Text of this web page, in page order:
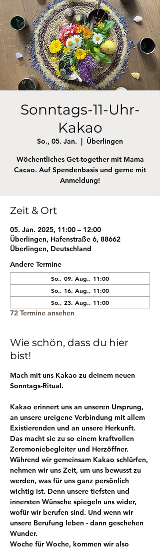
Sonntags-11-Uhr-
Kakao
So., 05. Jan.
  |
Überlingen
Wöchentliches Get-together mit Mama
Cacao. Auf Spendenbasis und gerne mit
Anmeldung!
Zeit & Ort
05. Jan. 2025, 11:00 – 12:00
Überlingen, Hafenstraße 6, 88662
Überlingen, Deutschland
Andere Termine
So., 09. Aug., 11:00
So., 16. Aug., 11:00
So., 23. Aug., 11:00
72 Termine ansehen
Wie schön, dass du hier
bist!
Mach mit uns Kakao zu deinem neuen
Sonntags-Ritual.
Kakao erinnert uns an unseren Ursprung,
an unsere ureigene Verbindung mit allem
Existierenden und an unsere Herkunft.
Das macht sie zu so einem kraftvollen
Zeremoniebegleiter und Herzöffner.
Während wir gemeinsam Kakao schlürfen,
nehmen wir uns Zeit, um uns bewusst zu
werden, was für uns ganz persönlich
wichtig ist. Denn unsere tiefsten und
innersten Wünsche spiegeln uns wider,
wofür wir berufen sind. Und wenn wir
unsere Berufung leben - dann geschehen
Wunder.
Woche für Woche, kommen wir also